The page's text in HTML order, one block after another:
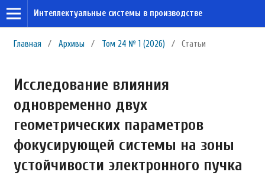
Интеллектуальные системы в производстве
Главная / Архивы / Том 24 № 1 (2026) / Статьи
Исследование влияния
одновременно двух
геометрических параметров
фокусирующей системы на зоны
устойчивости электронного пучка